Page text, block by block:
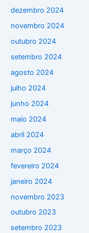
dezembro 2024
novembro 2024
outubro 2024
setembro 2024
agosto 2024
julho 2024
junho 2024
maio 2024
abril 2024
março 2024
fevereiro 2024
janeiro 2024
novembro 2023
outubro 2023
setembro 2023